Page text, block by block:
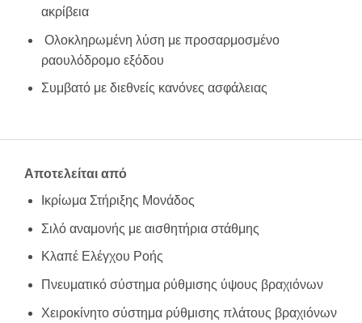
ακρίβεια
Ολοκληρωμένη λύση με προσαρμοσμένο
ραουλόδρομο εξόδου
Συμβατό με διεθνείς κανόνες ασφάλειας
Αποτελείται από
Ικρίωμα Στήριξης Μονάδος
Σιλό αναμονής με αισθητήρια στάθμης
Κλαπέ Ελέγχου Ροής
Πνευματικό σύστημα ρύθμισης ύψους βραχιόνων
Χειροκίνητο σύστημα ρύθμισης πλάτους βραχιόνων